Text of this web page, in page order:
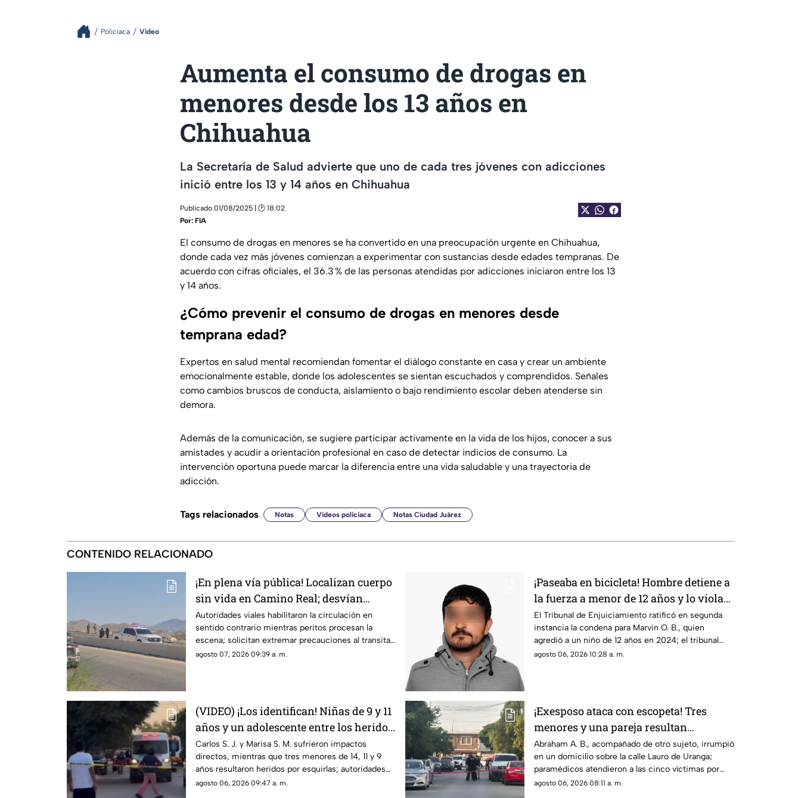
Policiaca Video
Aumenta el consumo de drogas en
menores desde los 13 años en
Chihuahua
La Secretaría de Salud advierte que uno de cada tres jóvenes con adicciones
inició entre los 13 y 14 años en Chihuahua
Publicado 01/08/2025 | 🕑 18:02
Por: FIA
El consumo de drogas en menores se ha convertido en una preocupación urgente en Chihuahua,
donde cada vez más jóvenes comienzan a experimentar con sustancias desde edades tempranas. De
acuerdo con cifras oficiales, el 36.3 % de las personas atendidas por adicciones iniciaron entre los 13
y 14 años.
¿Cómo prevenir el consumo de drogas en menores desde
temprana edad?
Expertos en salud mental recomiendan fomentar el diálogo constante en casa y crear un ambiente
emocionalmente estable, donde los adolescentes se sientan escuchados y comprendidos. Señales
como cambios bruscos de conducta, aislamiento o bajo rendimiento escolar deben atenderse sin
demora.
Además de la comunicación, se sugiere participar activamente en la vida de los hijos, conocer a sus
amistades y acudir a orientación profesional en caso de detectar indicios de consumo. La
intervención oportuna puede marcar la diferencia entre una vida saludable y una trayectoria de
adicción.
Tags relacionados Notas Videos policiaca Notas Ciudad Juárez
CONTENIDO RELACIONADO
¡En plena vía pública! Localizan cuerpo
sin vida en Camino Real; desvían
tráfico
Autoridades viales habilitaron la circulación en
sentido contrario mientras peritos procesan la
escena; solicitan extremar precauciones al transitar
por el sector
agosto 07, 2026 09:39 a. m.
¡Paseaba en bicicleta! Hombre detiene a
la fuerza a menor de 12 años y lo viola
en Chihuahua; así logró escapar
El Tribunal de Enjuiciamiento ratificó en segunda
instancia la condena para Marvin O. B., quien
agredió a un niño de 12 años en 2024; el tribunal
desechó la apelación presentada por la defensa
agosto 06, 2026 10:28 a. m.
(VIDEO) ¡Los identifican! Niñas de 9 y 11
años y un adolescente entre los heridos
de gravedad en el ataque de esta
mañana
Carlos S. J. y Marisa S. M. sufrieron impactos
directos, mientras que tres menores de 14, 11 y 9
años resultaron heridos por esquirlas; autoridades
buscan a Abraham B., quien cuenta con
agosto 06, 2026 09:47 a. m.
¡Exesposo ataca con escopeta! Tres
menores y una pareja resultan
gravemente heridos en Ciudad Juárez
Abraham A. B., acompañado de otro sujeto, irrumpió
en un domicilio sobre la calle Lauro de Uranga;
paramédicos atendieron a las cinco víctimas por
heridas de esquirlas.
agosto 06, 2026 08:11 a. m.